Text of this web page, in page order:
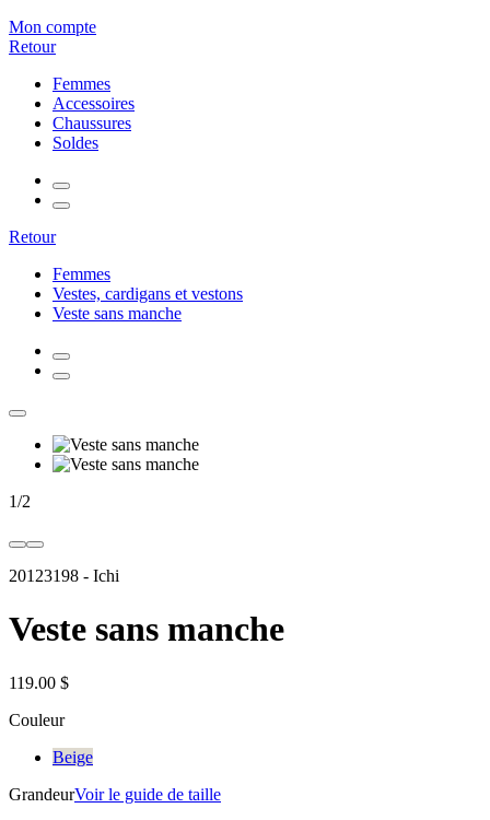
Mon compte
Retour
Femmes
Accessoires
Chaussures
Soldes
Retour
Femmes
Vestes, cardigans et vestons
Veste sans manche
1/2
20123198 - Ichi
Veste sans manche
119.00 $
Couleur
Beige
GrandeurVoir le guide de taille